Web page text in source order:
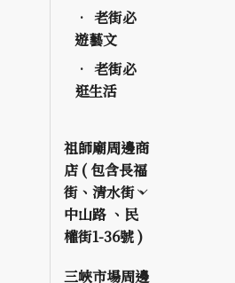
老街必
遊藝文
老街必
逛生活
祖師廟周邊商
店 ( 包含長福
街、清水街、
中山路 、民
權街1-36號 )
三峽市場周邊